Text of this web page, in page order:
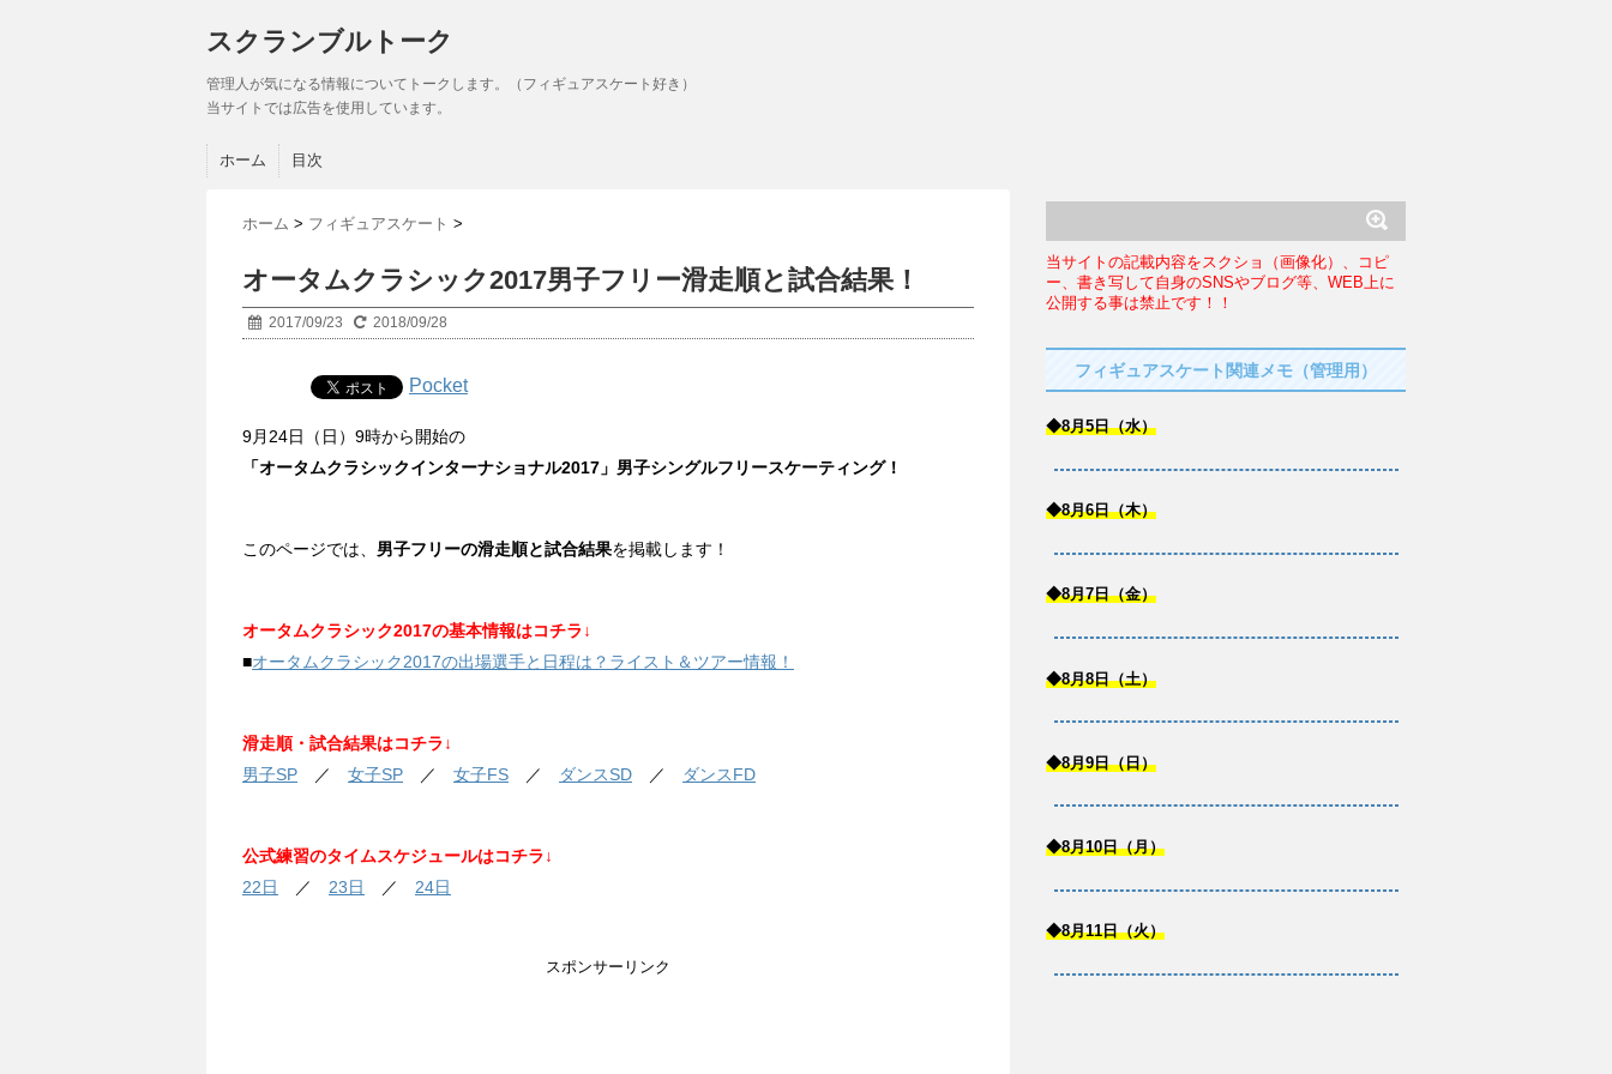
スクランブルトーク
管理人が気になる情報についてトークします。（フィギュアスケート好き）
当サイトでは広告を使用しています。
ホーム 目次
ホーム > フィギュアスケート >
オータムクラシック2017男子フリー滑走順と試合結果！
2017/09/23 2018/09/28
Pocket
9月24日（日）9時から開始の
「オータムクラシックインターナショナル2017」男子シングルフリースケーティング！
このページでは、 男子フリーの滑走順と試合結果を掲載します！
オータムクラシック2017の基本情報はコチラ↓
■オータムクラシック2017の出場選手と日程は？ライスト＆ツアー情報！
滑走順・試合結果はコチラ↓
男子SP ／ 女子SP ／ 女子FS ／ ダンスSD ／ ダンスFD
公式練習のタイムスケジュールはコチラ↓
22日
／ 23日 ／ 24日
スポンサーリンク
当サイトの記載内容をスクショ（画像化）、コピ
ー、書き写して自身のSNSやブログ等、WEB上に
公開する事は禁止です！！
フィギュアスケート関連メモ（管理用）
◆8月5日（水）
◆8月6日（木）
◆8月7日（金）
◆8月8日（土）
◆8月9日（日）
◆8月10日（月）
◆8月11日（火）